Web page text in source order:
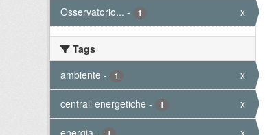
Osservatorio... - 1 x
Tags
ambiente - 1 x
centrali energetiche - 1 x
energia - x